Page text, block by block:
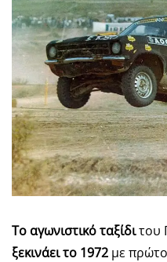
Το αγωνιστικό ταξίδιτου
ξεκινάει το 1972 με